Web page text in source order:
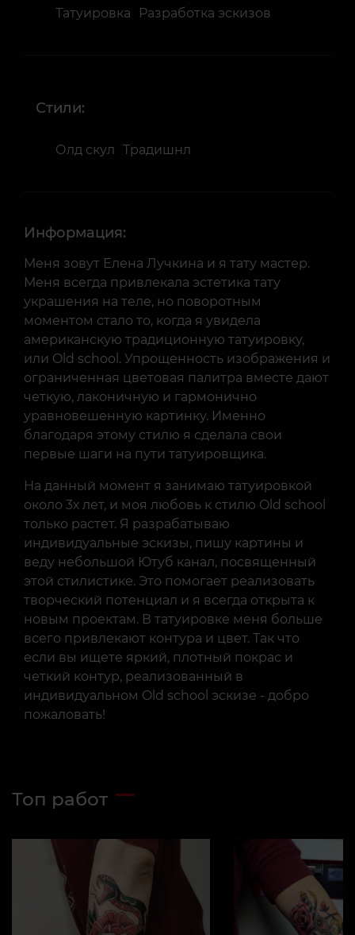
Татуировка Разработка эскизов
Стили:
Олд скул Традишнл
Информация:
Меня зовут Елена Лучкина и я тату мастер.
Меня всегда привлекала эстетика тату
украшения на теле, но поворотным
моментом стало то, когда я увидела
американскую традиционную татуировку,
или Old school. Упрощенность изображения и
ограниченная цветовая палитра вместе дают
четкую, лаконичную и гармонично
уравновешенную картинку. Именно
благодаря этому стилю я сделала свои
первые шаги на пути татуировщика.
На данный момент я занимаю татуировкой
около 3х лет, и моя любовь к стилю Old school
только растет. Я разрабатываю
индивидуальные эскизы, пишу картины и
веду небольшой Ютуб канал, посвященный
этой стилистике. Это помогает реализовать
творческий потенциал и я всегда открыта к
новым проектам. В татуировке меня больше
всего привлекают контура и цвет. Так что
если вы ищете яркий, плотный покрас и
четкий контур, реализованный в
индивидуальном Old school эскизе - добро
пожаловать!
Топ работ